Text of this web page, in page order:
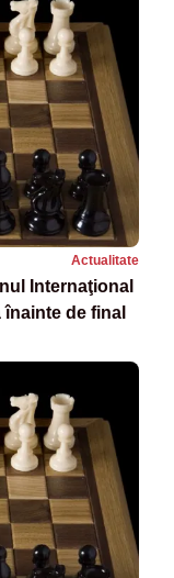
Actualitate
Internaţional
de final